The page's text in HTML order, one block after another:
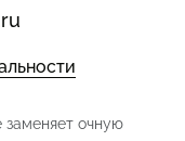
заменяет очную